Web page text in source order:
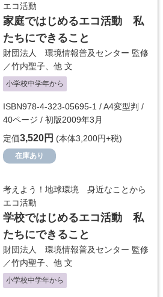
エコ活動
家庭ではじめるエコ活動 私
たちにできること
財団法人 環境情報普及センター 監修
／竹内聖子 、他 文
小学校中学年から
ISBN978-4-323-05695-1 / A4変型判 /
40ページ / 初版2009年3月
定価3,520円 (本体3,200円+税)
在庫あり
考えよう！地球環境 身近なことから
エコ活動
学校ではじめるエコ活動 私
たちにできること
財団法人 環境情報普及センター 監修
／竹内聖子 、他 文
小学校中学年から